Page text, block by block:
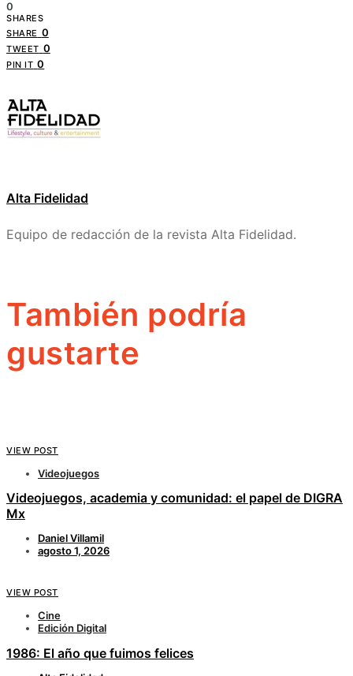
0
SHARES
SHARE 0
TWEET 0
PIN IT 0
Alta Fidelidad
Equipo de redacción de la revista Alta Fidelidad.
También podría
gustarte
VIEW POST
Videojuegos
Videojuegos, academia y comunidad: el papel de DIGRA
Mx
Daniel Villamil
agosto 1, 2026
VIEW POST
Cine
Edición Digital
1986: El año que fuimos felices